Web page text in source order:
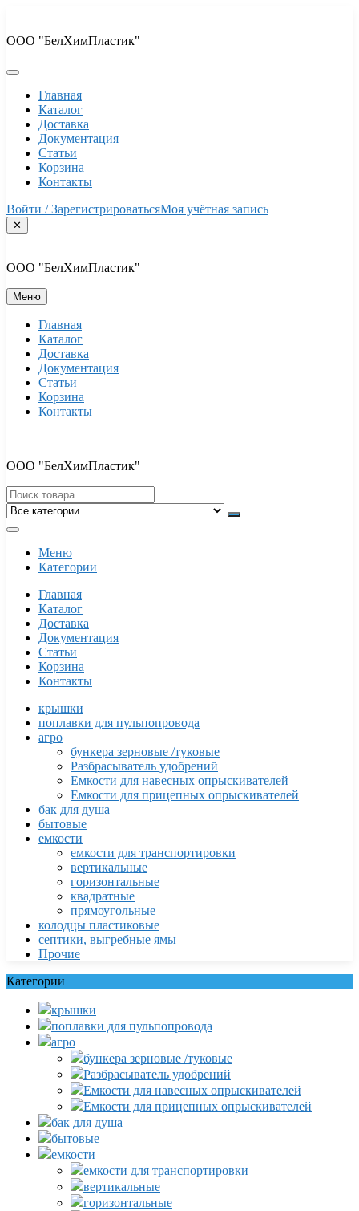
содержимому
ООО "БелХимПластик"
Главная
Каталог
Доставка
Документация
Статьи
Корзина
Контакты
Войти / ЗарегистрироватьсяМоя учётная запись
✕
ООО "БелХимПластик"
Меню
Главная
Каталог
Доставка
Документация
Статьи
Корзина
Контакты
ООО "БелХимПластик"
Меню
Категории
Главная
Каталог
Доставка
Документация
Статьи
Корзина
Контакты
крышки
поплавки для пульпопровода
агро
бункера зерновые /туковые
Разбрасыватель удобрений
Емкости для навесных опрыскивателей
Емкости для прицепных опрыскивателей
бак для душа
бытовые
емкости
емкости для транспортировки
вертикальные
горизонтальные
квадратные
прямоугольные
колодцы пластиковые
септики, выгребные ямы
Прочие
Категории
крышки
поплавки для пульпопровода
агро
бункера зерновые /туковые
Разбрасыватель удобрений
Емкости для навесных опрыскивателей
Емкости для прицепных опрыскивателей
бак для душа
бытовые
емкости
емкости для транспортировки
вертикальные
горизонтальные